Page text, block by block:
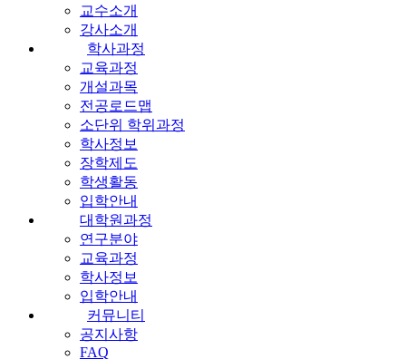
교수소개
강사소개
학사과정
교육과정
개설과목
전공로드맵
소단위 학위과정
학사정보
장학제도
학생활동
입학안내
대학원과정
연구분야
교육과정
학사정보
입학안내
커뮤니티
공지사항
FAQ